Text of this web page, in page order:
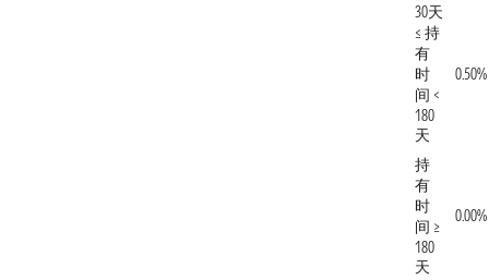
30天
≤ 持
有
时
间 <
180
天
0.50%
持
有
时
间 ≥
180
天
0.00%